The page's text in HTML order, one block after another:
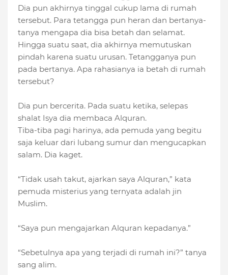
Dia pun akhirnya tinggal cukup lama di rumah
tersebut. Para tetangga pun heran dan bertanya-
tanya mengapa dia bisa betah dan selamat.
Hingga suatu saat, dia akhirnya memutuskan
pindah karena suatu urusan. Tetangganya pun
pada bertanya. Apa rahasianya ia betah di rumah
tersebut?
Dia pun bercerita. Pada suatu ketika, selepas
shalat Isya dia membaca Alquran.
Tiba-tiba pagi harinya, ada pemuda yang begitu
saja keluar dari lubang sumur dan mengucapkan
salam. Dia kaget.
“Tidak usah takut, ajarkan saya Alquran,” kata
pemuda misterius yang ternyata adalah jin
Muslim.
“Saya pun mengajarkan Alquran kepadanya.”
“Sebetulnya apa yang terjadi di rumah ini?” tanya
sang alim.